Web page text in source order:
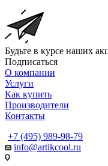
Будьте в курсе наших
Подписаться
О компании
Услуги
Как купить
Производители
Контакты
+7 (495) 989-98-79
info@artikcool.ru